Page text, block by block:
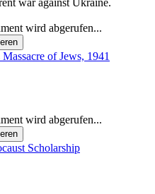
war against Ukraine.
wird abgerufen...
of Jews, 1941
wird abgerufen...
Scholarship